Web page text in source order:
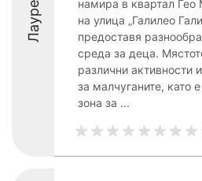
намира в квартал
на улица „Галилео
предоставя
среда за деца.
различни активности
за малчуганите, като
зона за ...